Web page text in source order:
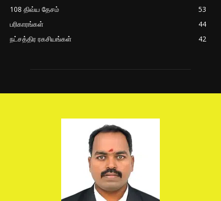
108 திவ்ய தேசம்
53
பரிகாரங்கள்
44
நட்சத்திர ரகசியங்கள்
42